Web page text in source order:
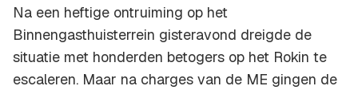
Na een heftige ontruiming op het
Binnengasthuisterrein gisteravond dreigde de
situatie met honderden betogers op het Rokin te
escaleren. Maar na charges van de ME gingen de